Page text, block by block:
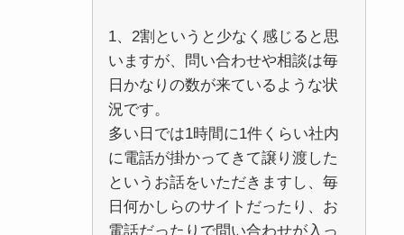
1、2割というと少なく感じると思
いますが、問い合わせや相談は毎
日かなりの数が来ているような状
況です。
多い日では1時間に1件くらい社内
に電話が掛かってきて譲り渡した
というお話をいただきますし、毎
日何かしらのサイトだったり、お
電話だったりで問い合わせが入っ